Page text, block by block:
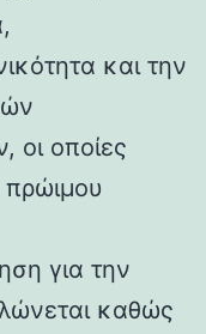
και την
οι οποίες
για την
καθώς